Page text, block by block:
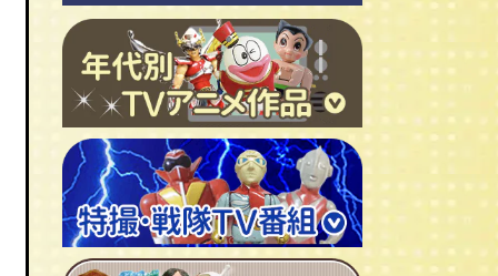
ＴＶアニメ作品 1960年代
ＴＶアニメ作品 1970年代
ＴＶアニメ作品 1980年代